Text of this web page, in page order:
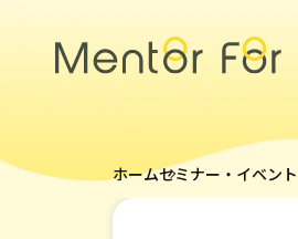
ホームセミナー・イベント